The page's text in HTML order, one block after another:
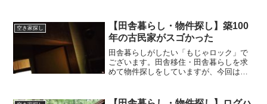
の山にひっそりたたずむ古民家▼▼▼▼
物件の情報▼▼▼▼ 延べ...
空き家探し
【田舎暮らし・物件探し】築100
年の古民家がスゴかった
田舎暮らしがしたい「もじゃロック」で
ございます。田舎移住・田舎暮らしを求
めて物件探しをしていますが、今回は山
▼▼▼▼物件の情報▼▼▼▼ 延べ床面